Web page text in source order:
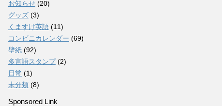
お知らせ (20)
グッズ (3)
くますけ英語 (11)
コンビニカレンダー (69)
壁紙 (92)
多言語スタンプ(2)
日常 (1)
未分類 (8)
Sponsored Link